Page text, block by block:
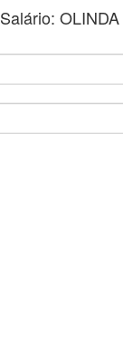
Salário: